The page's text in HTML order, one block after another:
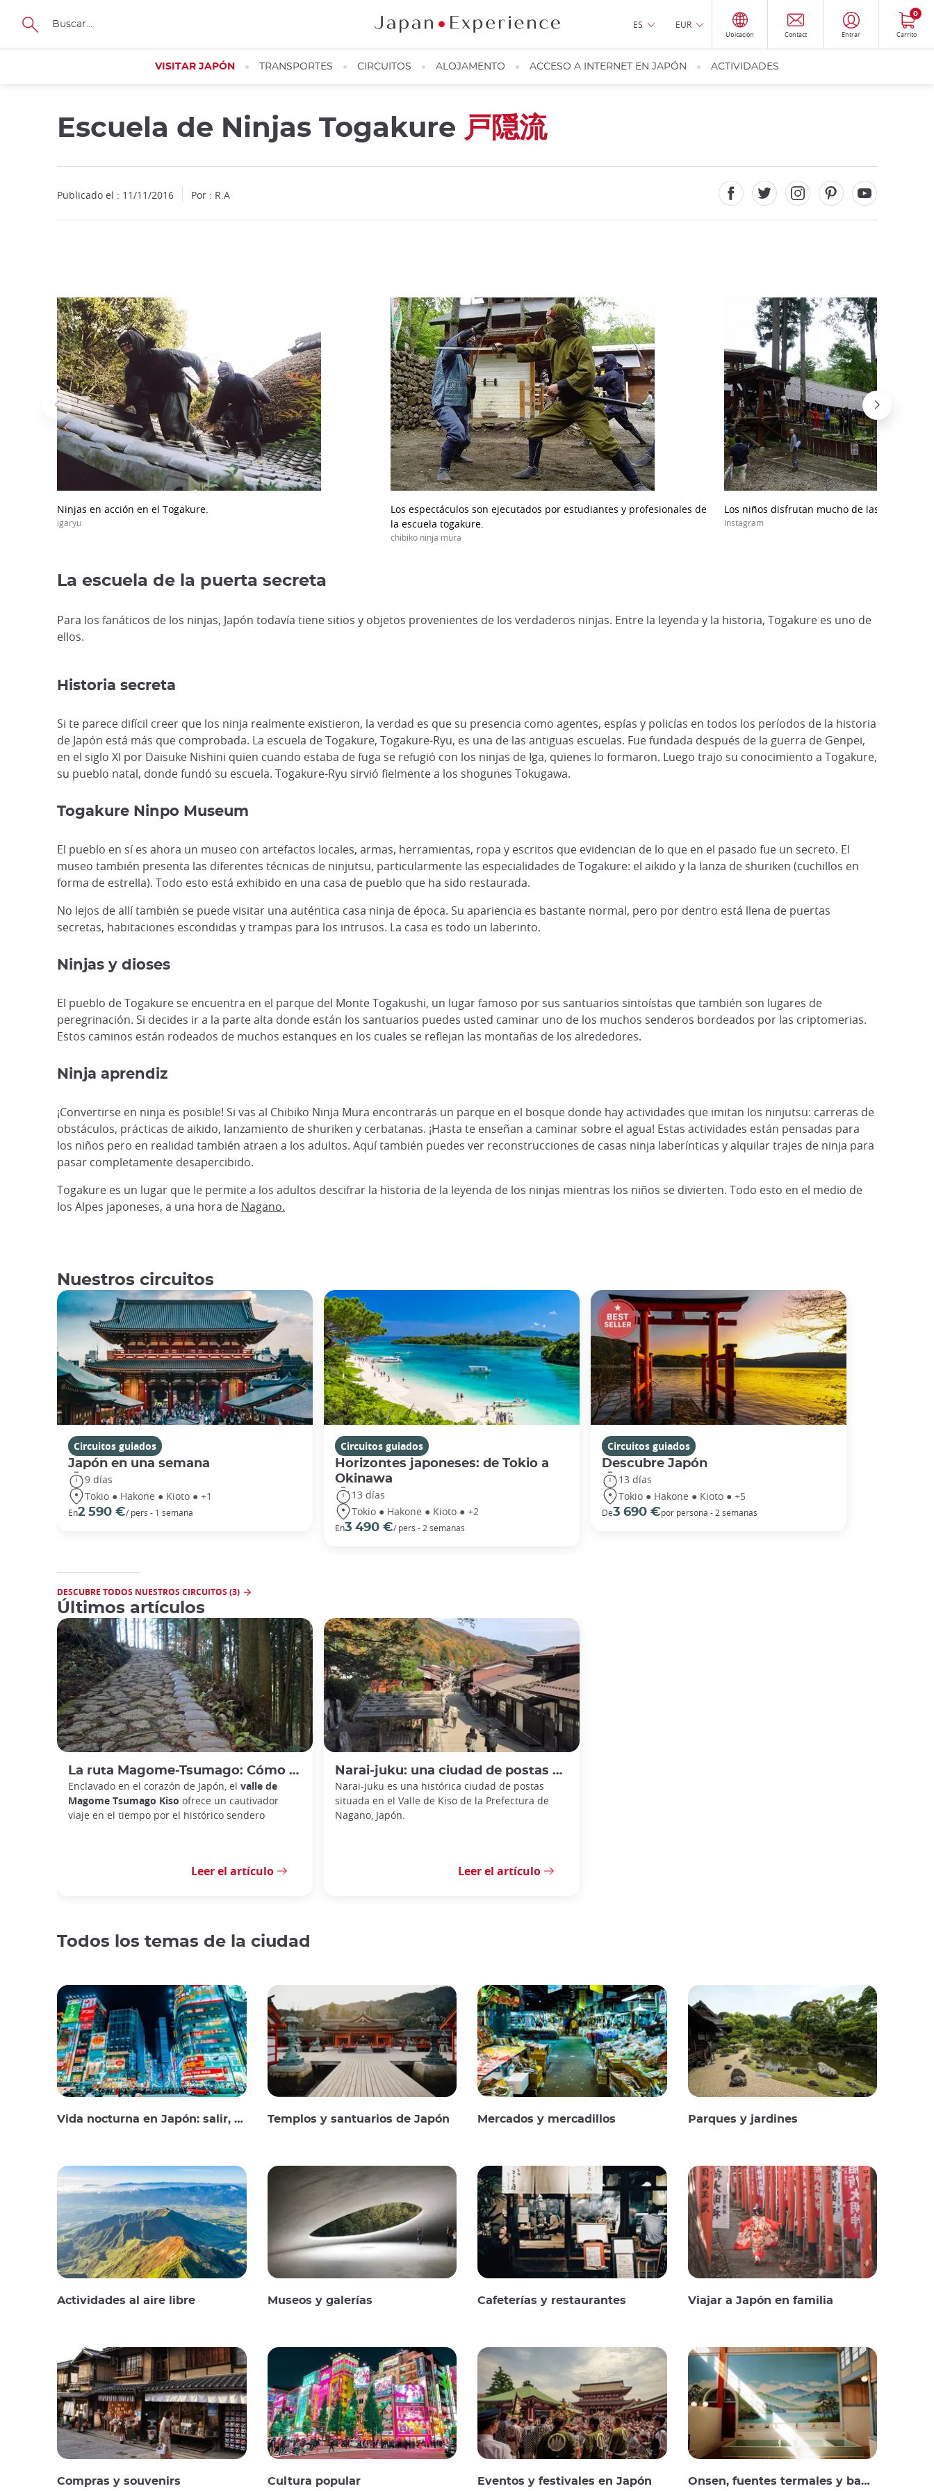
Tamaño
ES EUR
Ubicación Contact Entrar Carrito
0
VISITAR JAPÓN TRANSPORTES CIRCUITOS ALOJAMENTO ACCESO A INTERNET EN JAPÓN ACTIVIDADES
Escuela de Ninjas Togakure 戸隠流
Publicado el : 11/11/2016 Por : R.A
Ninjas en acción en el Togakure.
igaryu
Los espectáculos son ejecutados por estudiantes y profesionales de
la escuela togakure.
chibiko ninja mura
Los niños disfrutan mucho de las
instagram
La escuela de la puerta secreta
Para los fanáticos de los ninjas, Japón todavía tiene sitios y objetos provenientes de los verdaderos ninjas. Entre la leyenda y la historia, Togakure es uno de
ellos.
Historia secreta
Si te parece difícil creer que los ninja realmente existieron, la verdad es que su presencia como agentes, espías y policías en todos los períodos de la historia
de Japón está más que comprobada. La escuela de Togakure, Togakure-Ryu, es una de las antiguas escuelas. Fue fundada después de la guerra de Genpei,
en el siglo XI por Daisuke Nishini quien cuando estaba de fuga se refugió con los ninjas de Iga, quienes lo formaron. Luego trajo su conocimiento a Togakure,
su pueblo natal, donde fundó su escuela. Togakure-Ryu sirvió fielmente a los shogunes Tokugawa.
Togakure Ninpo Museum
El pueblo en sí es ahora un museo con artefactos locales, armas, herramientas, ropa y escritos que evidencian de lo que en el pasado fue un secreto. El
museo también presenta las diferentes técnicas de ninjutsu, particularmente las especialidades de Togakure: el aikido y la lanza de shuriken (cuchillos en
forma de estrella). Todo esto está exhibido en una casa de pueblo que ha sido restaurada.
No lejos de allí también se puede visitar una auténtica casa ninja de época. Su apariencia es bastante normal, pero por dentro está llena de puertas
secretas, habitaciones escondidas y trampas para los intrusos. La casa es todo un laberinto.
Ninjas y dioses
El pueblo de Togakure se encuentra en el parque del Monte Togakushi, un lugar famoso por sus santuarios sintoístas que también son lugares de
peregrinación. Si decides ir a la parte alta donde están los santuarios puedes usted caminar uno de los muchos senderos bordeados por las criptomerias.
Estos caminos están rodeados de muchos estanques en los cuales se reflejan las montañas de los alrededores.
Ninja aprendiz
¡Convertirse en ninja es posible! Si vas al Chibiko Ninja Mura encontrarás un parque en el bosque donde hay actividades que imitan los ninjutsu: carreras de
obstáculos, prácticas de aikido, lanzamiento de shuriken y cerbatanas. ¡Hasta te enseñan a caminar sobre el agua! Estas actividades están pensadas para
los niños pero en realidad también atraen a los adultos. Aquí también puedes ver reconstrucciones de casas ninja laberínticas y alquilar trajes de ninja para
pasar completamente desapercibido.
Togakure es un lugar que le permite a los adultos descifrar la historia de la leyenda de los ninjas mientras los niños se divierten. Todo esto en el medio de
los Alpes japoneses, a una hora de Nagano.
Nuestros circuitos
Circuitos guiados
Japón en una semana
9 días
Tokio ● Hakone ● Kioto ● +1
En2 590 €/ pers - 1 semana
Circuitos guiados
Horizontes japoneses: de Tokio a
Okinawa
13 días
Tokio ● Hakone ● Kioto ● +2
En3 490 €/ pers - 2 semanas
Circuitos guiados
Descubre Japón
13 días
Tokio ● Hakone ● Kioto ● +5
De3 690 €por persona - 2 semanas
DESCUBRE TODOS NUESTROS CIRCUITOS (3)
Últimos artículos
La ruta Magome-Tsumago: Cómo llegar y explorar el histórico Nakasendo japonés
Enclavado en el corazón de Japón, el valle de
Magome Tsumago Kiso ofrece un cautivador
viaje en el tiempo por el histórico sendero
Leer el artículo
Narai-juku: una ciudad de postas del periodo Edo en Nagano, magníficamente conservada
Narai-juku es una histórica ciudad de postas
situada en el Valle de Kiso de la Prefectura de
Nagano, Japón.
Leer el artículo
Todos los temas de la ciudad
Vida nocturna en Japón: salir, ver y beber Templos y santuarios de Japón Mercados y mercadillos Parques y jardines
Actividades al aire libre Museos y galerías Cafeterías y restaurantes Viajar a Japón en familia
Compras y souvenirs Cultura popular Eventos y festivales en Japón Onsen, fuentes termales y baños públicos